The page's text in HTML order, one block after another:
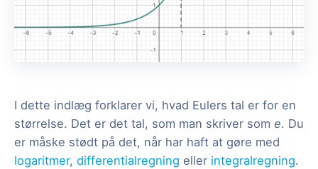
I dette indlæg forklarer vi, hvad Eulers tal er for en
størrelse. Det er det tal, som man skriver som e. Du
er måske stødt på det, når har haft at gøre med
logaritmer, differentialregning eller integralregning.